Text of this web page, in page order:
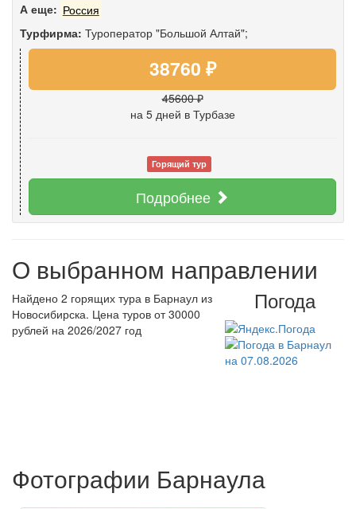
А еще: Россия
Турфирма: Туроператор "Большой Алтай";
38760 ₽
45600 ₽
на 5 дней в Турбазе
Горящий тур
Подробнее
О выбранном направлении
Погода
Найдено 2 горящих тура в Барнаул из
Новосибирска. Цена туров от 30000
рублей на 2026/2027 год
Фотографии Барнаула